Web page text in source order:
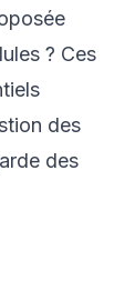
? Ces
des
des